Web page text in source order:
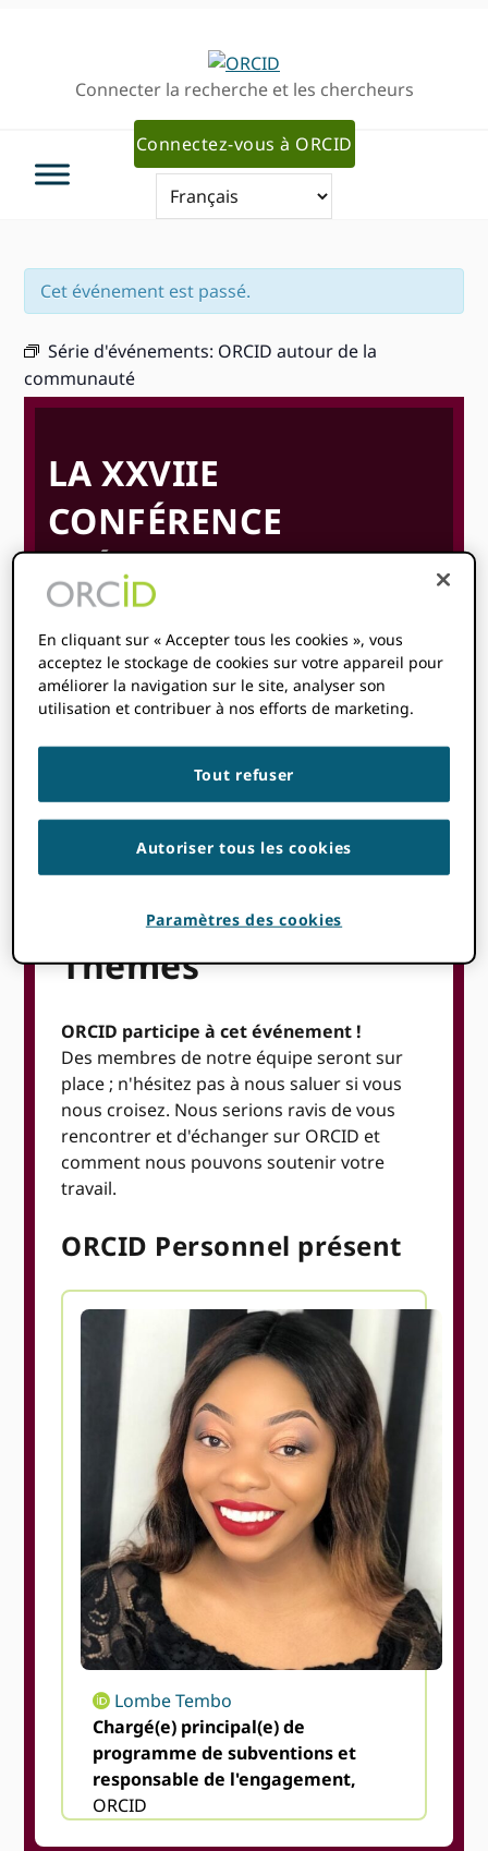
navigationConnecter la recherche et les chercheurs
Connectez-vous à ORCID
Cet événement est passé.
Série d'événements: ORCID autour de la
communauté
LA XXVIIE
CONFÉRENCE
SCÉCALE
Avril 27@ 8 h 00-Mai 1@5h00UTC + 2
Heure de début où vous êtes:Votre fuseau horaire
n'a pas pu être détecté. Essayerrechargementla page.
EN SAVOIR PLUS
Thèmes
ORCID participe à cet événement !
Des membres de notre équipe seront sur
place ; n'hésitez pas à nous saluer si vous
nous croisez. Nous serions ravis de vous
rencontrer et d'échanger sur ORCID et
comment nous pouvons soutenir votre
travail.
ORCID Personnel présent
Lombe Tembo
Chargé(e) principal(e) de
programme de subventions et
responsable de l'engagement,
ORCID
En cliquant sur « Accepter tous les cookies », vous
acceptez le stockage de cookies sur votre appareil pour
améliorer la navigation sur le site, analyser son
utilisation et contribuer à nos efforts de marketing.
Tout refuser
Autoriser tous les cookies
Paramètres des cookies